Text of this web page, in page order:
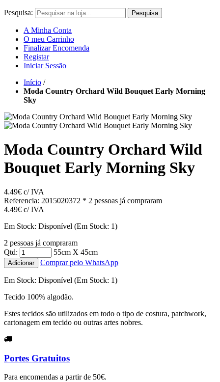
Pesquisa: Pesquisa
A Minha Conta
O meu Carrinho
Finalizar Encomenda
Registar
Iniciar Sessão
Início /
Moda Country Orchard Wild Bouquet Early Morning
Sky
Moda Country Orchard Wild
Bouquet Early Morning Sky
4.49€ c/ IVA
Referencia: 2015020372 * 2 pessoas já compraram
4.49€ c/ IVA
Em Stock: Disponível (Em Stock: 1)
2 pessoas já compraram
Qtd:
55cm X 45cm
Adicionar Comprar pelo WhatsApp
Em Stock: Disponível (Em Stock: 1)
Tecido 100% algodão.
Estes tecidos são utilizados em todo o tipo de costura, patchwork,
cartonagem em tecido ou outras artes nobres.
Portes Gratuitos
Para encomendas a partir de 50€.